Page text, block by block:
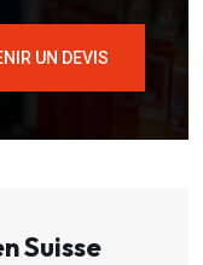
UN DEVIS
Suisse